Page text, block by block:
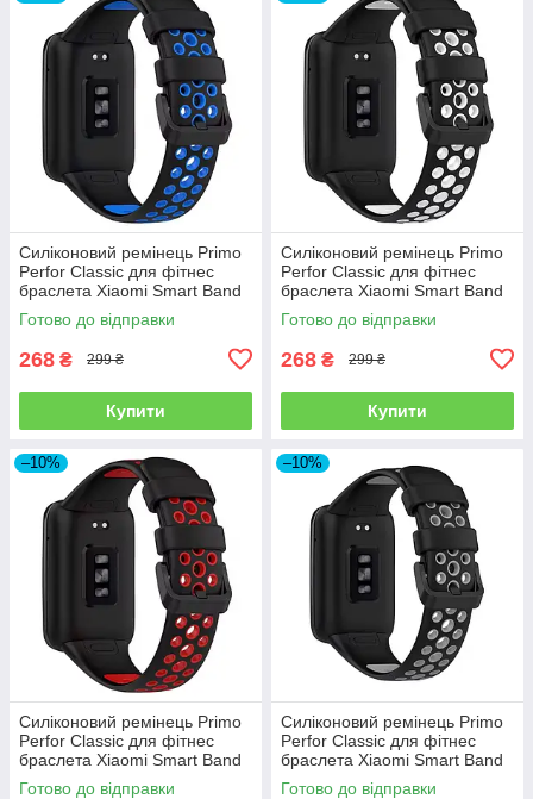
Силіконовий ремінець Primo
Perfor Classic для фітнес
браслета Xiaomi Smart Band
7 Pro - Black-Blue
Готово до відправки
268 ₴ 299 ₴
Купити
Силіконовий ремінець Primo
Perfor Classic для фітнес
браслета Xiaomi Smart Band
7 Pro - Black-White
Готово до відправки
268 ₴ 299 ₴
Купити
–10%
Силіконовий ремінець Primo
Perfor Classic для фітнес
браслета Xiaomi Smart Band
7 Pro - Black-Red
Готово до відправки
–10%
Силіконовий ремінець Primo
Perfor Classic для фітнес
браслета Xiaomi Smart Band
7 Pro - Black-Grey
Готово до відправки